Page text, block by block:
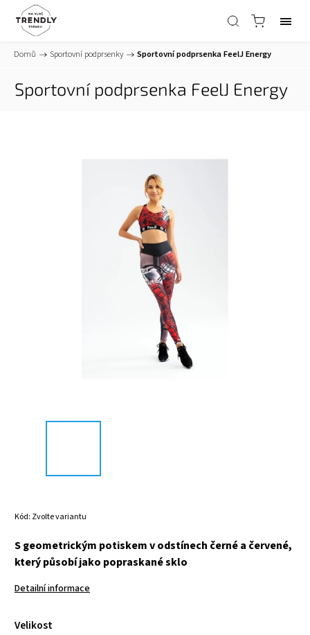
Domů / Sportovní podprsenky / Sportovní podprsenka FeelJ Energy
Sportovní podprsenka FeelJ Energy
Kód: Zvolte variantu
S geometrickým potiskem v odstínech černé a červené,
který působí jako popraskané sklo
Detailní informace
Velikost